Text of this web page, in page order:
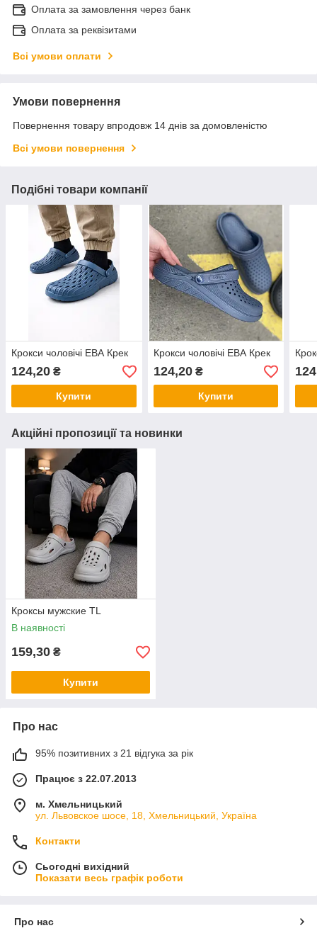
Оплата за замовлення через банк
Оплата за реквізитами
Всі умови оплати
Умови повернення
Повернення товару впродовж 14 днів за домовленістю
Всі умови повернення
Подібні товари компанії
Крокси чоловічі ЕВА Крек
124,20 ₴
Купити
Крокси чоловічі ЕВА Крек
124,20₴
Купити
Акційні пропозиції та новинки
Кроксы мужские TL
В наявності
159,30 ₴
Купити
Про нас
95% позитивних з 21 відгука за рік
Працює з 22.07.2013
м. Хмельницький
ул. Львовское шосе, 18, Хмельницький, Україна
Контакти
Сьогодні вихідний
Показати весь графік роботи
Про нас